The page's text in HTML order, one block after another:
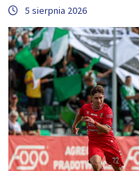
5 sierpnia 2026